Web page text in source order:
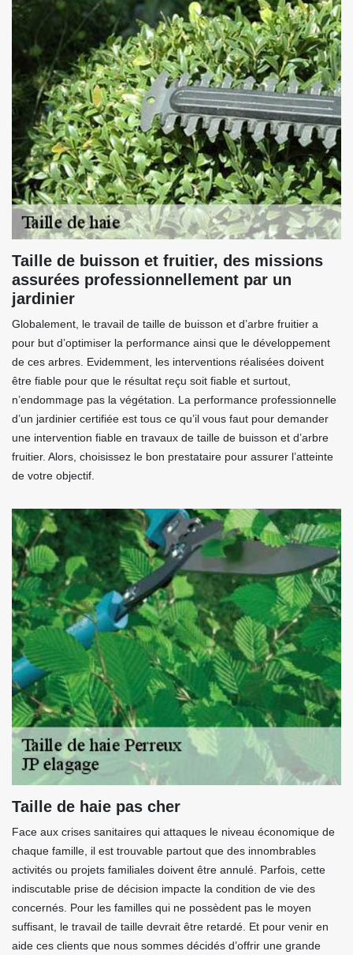
Taille de buisson et fruitier, des missions
assurées professionnellement par un
jardinier
Globalement, le travail de taille de buisson et d’arbre fruitier a
pour but d’optimiser la performance ainsi que le développement
de ces arbres. Evidemment, les interventions réalisées doivent
être fiable pour que le résultat reçu soit fiable et surtout,
n’endommage pas la végétation. La performance professionnelle
d’un jardinier certifiée est tous ce qu’il vous faut pour demander
une intervention fiable en travaux de taille de buisson et d’arbre
fruitier. Alors, choisissez le bon prestataire pour assurer l’atteinte
de votre objectif.
Taille de haie pas cher
Face aux crises sanitaires qui attaques le niveau économique de
chaque famille, il est trouvable partout que des innombrables
activités ou projets familiales doivent être annulé. Parfois, cette
indiscutable prise de décision impacte la condition de vie des
concernés. Pour les familles qui ne possèdent pas le moyen
suffisant, le travail de taille devrait être retardé. Et pour venir en
aide ces clients que nous sommes décidés d’offrir une grande